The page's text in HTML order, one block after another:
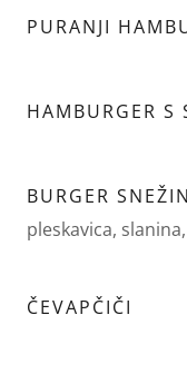
PURANJI
HAMBURGER S
BURGER
pleskavica,
ČEVAPČIČI